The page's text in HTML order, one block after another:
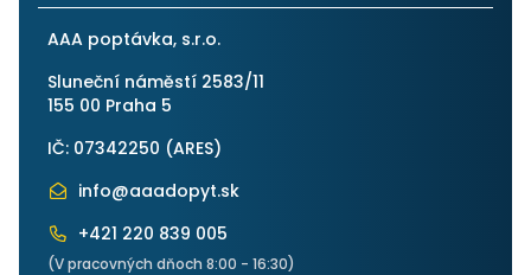
AAA poptávka, s.r.o.
Sluneční náměstí 2583/11
155 00 Praha 5
IČ: 07342250 (ARES)
info@aaadopyt.sk
+421 220 839 005
(V pracovných dňoch 8:00 - 16:30)